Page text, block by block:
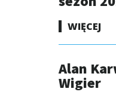
WIĘCEJ
Alan
Wigier